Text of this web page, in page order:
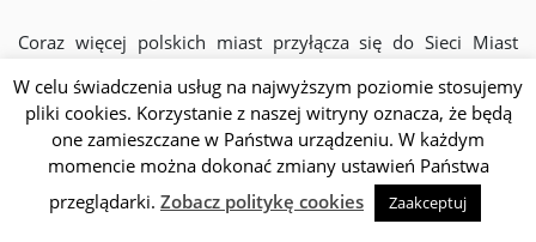
Coraz więcej polskich miast przyłącza się do Sieci Miast
Kreatywnych UNESCO. Kraków – Miasto Literatury –
przewodniczy Komitetowi Sterującemu Miast Kreatywnych
UNESCO oraz pełni funkcję przedstawiciela Miast Literatury
w tym Komitecie.Katowice – Miasto Muzyki – są pierwszym
Miastem Muzyki z Europy Środkowo-Wschodniej. Łódź –
W celu świadczenia usług na najwyższym poziomie stosujemy
pliki cookies. Korzystanie z naszej witryny oznacza, że będą
one zamieszczane w Państwa urządzeniu. W każdym
momencie można dokonać zmiany ustawień Państwa
przeglądarki. Zobacz politykę cookies Zaakceptuj